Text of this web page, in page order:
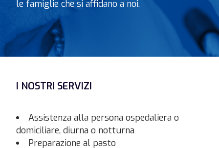
le famiglie che si affidano a noi.
I NOSTRI SERVIZI
Assistenza alla persona ospedaliera o
domiciliare, diurna o notturna
Preparazione al pasto